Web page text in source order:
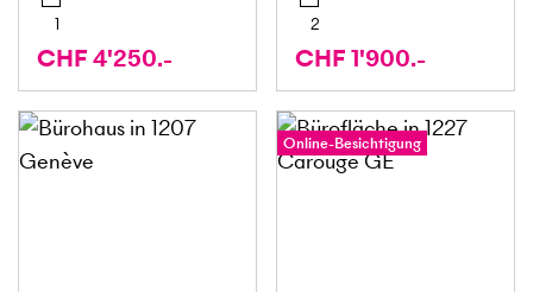
1
CHF 4'250.-
2
CHF 1'900.-
Online-Besichtigung